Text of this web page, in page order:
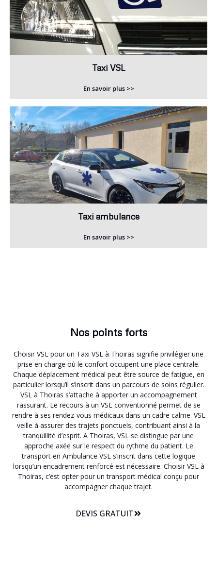
Taxi VSL
En savoir plus >>
Taxi ambulance
En savoir plus >>
Nos points forts
Choisir VSL pour un Taxi VSL à Thoiras signifie privilégier une
prise en charge où le confort occupent une place centrale.
Chaque déplacement médical peut être source de fatigue, en
particulier lorsqu’il s’inscrit dans un parcours de soins régulier.
VSL à Thoiras s’attache à apporter un accompagnement
rassurant. Le recours à un VSL conventionné permet de se
rendre à ses rendez-vous médicaux dans un cadre calme. VSL
veille à assurer des trajets ponctuels, contribuant ainsi à la
tranquillité d’esprit. A Thoiras, VSL se distingue par une
approche axée sur le respect du rythme du patient. Le
transport en Ambulance VSL s’inscrit dans cette logique
lorsqu’un encadrement renforcé est nécessaire. Choisir VSL à
Thoiras, c’est opter pour un transport médical conçu pour
accompagner chaque trajet.
DEVIS GRATUIT